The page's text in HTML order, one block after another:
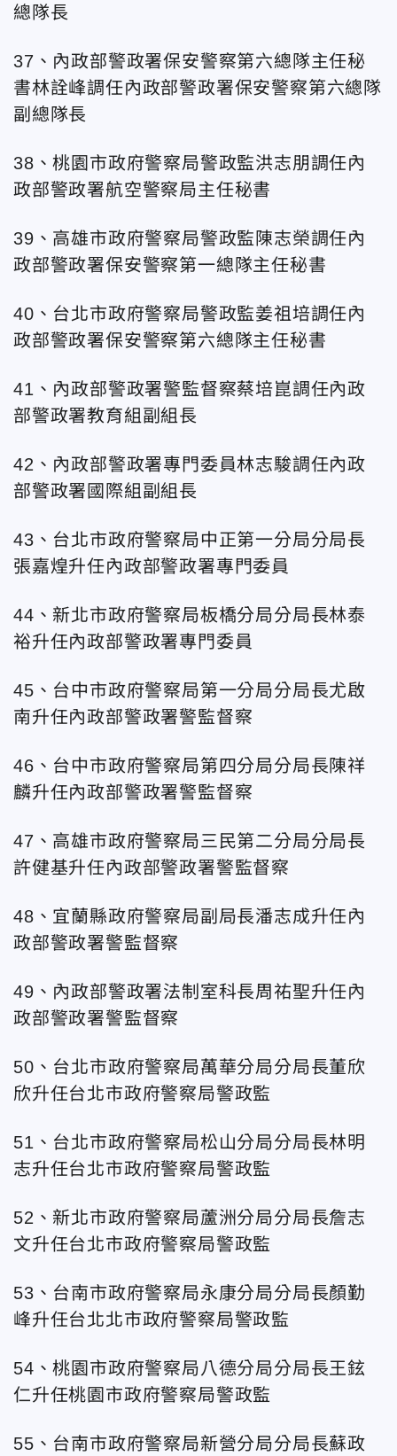
總隊長
37、內政部警政署保安警察第六總隊主任秘
書林詮峰調任內政部警政署保安警察第六總隊
副總隊長
38、桃園市政府警察局警政監洪志朋調任內
政部警政署航空警察局主任秘書
39、高雄市政府警察局警政監陳志榮調任內
政部警政署保安警察第一總隊主任秘書
40、台北市政府警察局警政監姜祖培調任內
政部警政署保安警察第六總隊主任秘書
41、內政部警政署警監督察蔡培崑調任內政
部警政署教育組副組長
42、內政部警政署專門委員林志駿調任內政
部警政署國際組副組長
43、台北市政府警察局中正第一分局分局長
張嘉煌升任內政部警政署專門委員
44、新北市政府警察局板橋分局分局長林泰
裕升任內政部警政署專門委員
45、台中市政府警察局第一分局分局長尤啟
南升任內政部警政署警監督察
46、台中市政府警察局第四分局分局長陳祥
麟升任內政部警政署警監督察
47、高雄市政府警察局三民第二分局分局長
許健基升任內政部警政署警監督察
48、宜蘭縣政府警察局副局長潘志成升任內
政部警政署警監督察
49、內政部警政署法制室科長周祐聖升任內
政部警政署警監督察
50、台北市政府警察局萬華分局分局長董欣
欣升任台北市政府警察局警政監
51、台北市政府警察局松山分局分局長林明
志升任台北市政府警察局警政監
52、新北市政府警察局蘆洲分局分局長詹志
文升任台北市政府警察局警政監
53、台南市政府警察局永康分局分局長顏勤
峰升任台北北市政府警察局警政監
54、桃園市政府警察局八德分局分局長王鉉
仁升任桃園市政府警察局警政監
55、台南市政府警察局新營分局分局長蘇政